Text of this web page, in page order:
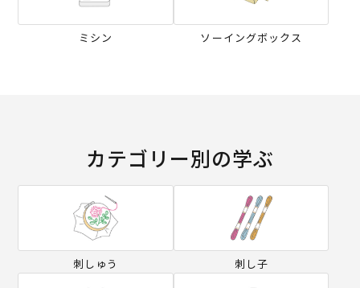
ミシン ソーイングボックス
カテゴリー別の学ぶ
刺しゅう 刺し子